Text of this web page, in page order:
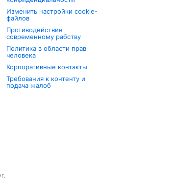
Изменить настройки cookie-
файлов
Противодействие
современному рабству
Политика в области прав
человека
Корпоративные контакты
Требования к контенту и
подача жалоб